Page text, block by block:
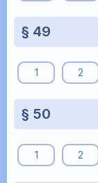
§ 49
1 2
§ 50
1 2